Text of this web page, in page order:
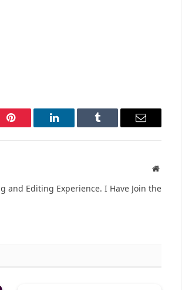
Pinterest LinkedIn Tumblr Email
Website
and Editing Experience. I Have Join the